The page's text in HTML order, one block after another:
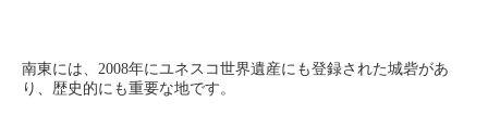
南東には、2008年にユネスコ世界遺産にも登録された城砦があ
り、歴史的にも重要な地です。